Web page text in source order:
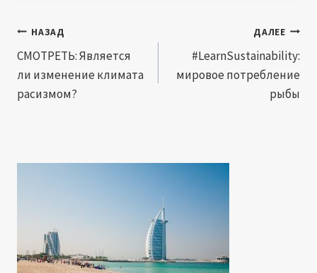
Навигация
по
записям
НАЗАД
СМОТРЕТЬ: Является
ли изменение климата
расизмом?
ДАЛЕЕ
#LearnSustainability:
мировое потребление
рыбы